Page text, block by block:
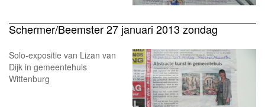
Schermer/Beemster 27 januari 2013 zondag
Solo-expositie van Lizan van
Dijk in gemeentehuis
Wittenburg